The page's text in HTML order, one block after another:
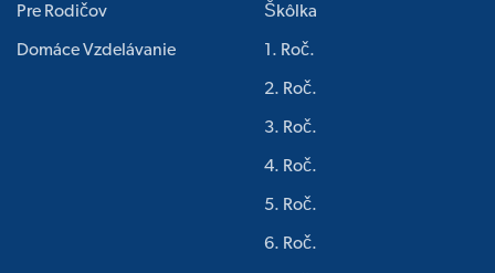
Pre Rodičov
Domáce Vzdelávanie
Škôlka
1. Roč.
2. Roč.
3. Roč.
4. Roč.
5. Roč.
6. Roč.